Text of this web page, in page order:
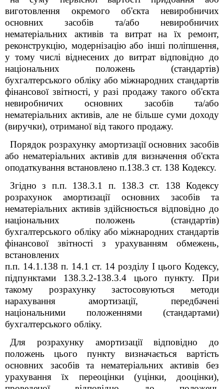
виготовлення окремого об'єкта невиробничих
основних засобів та/або невиробничих
нематеріальних активів та витрат на їх ремонт,
реконструкцію, модернізацію або інші поліпшення,
у тому числі віднесених до витрат відповідно до
національних положень (стандартів)
бухгалтерського обліку або міжнародних стандартів
фінансової звітності, у разі продажу такого об'єкта
невиробничих основних засобів та/або
нематеріальних активів, але не більше суми доходу
(виручки), отриманої від такого продажу.
Порядок розрахунку амортизації основних засобів
або нематеріальних активів для визначення об'єкта
оподаткування встановлено п.138.3 ст. 138 Кодексу.
Згідно з п.п. 138.3.1 п. 138.3 ст. 138 Кодексу
розрахунок амортизації основних засобів та
нематеріальних активів здійснюється відповідно до
національних положень (стандартів)
бухгалтерського обліку або міжнародних стандартів
фінансової звітності з урахуванням обмежень,
встановлених
п.п. 14.1.138 п. 14.1 ст. 14 розділу I цього Кодексу,
підпунктами 138.3.2-138.3.4 цього пункту. При
такому розрахунку застосовуються методи
нарахування амортизації, передбачені
національними положеннями (стандартами)
бухгалтерського обліку.
Для розрахунку амортизації відповідно до
положень цього пункту визначається вартість
основних засобів та нематеріальних активів без
урахування їх переоцінки (уцінки, дооцінки),